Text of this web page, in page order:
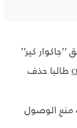
كير’’
طالبا حذف
منع الوصول